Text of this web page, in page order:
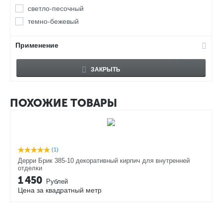
светло-песочный
темно-бежевый
Применение
Сбросить
ЗАКРЫТЬ
ПОХОЖИЕ ТОВАРЫ
(1)
Дерри Брик 385-10 декоративный кирпич для внутренней
отделки
1 450 Рублей
Цена за квадратный метр